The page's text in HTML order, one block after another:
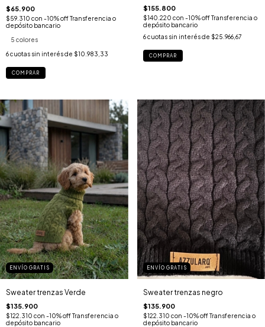
$65.900
$59.310 con -10% off Transferencia o
depósito bancario
5 colores
6cuotas sin interés de $10.983,33
COMPRAR
$155.800
$140.220 con -10% off Transferencia o
depósito bancario
6 cuotas sin interés de $25.966,67
COMPRAR
ENVÍO GRATIS
Sweater trenzas Verde
$135.900
$122.310 con -10% off Transferencia o
depósito bancario
ENVÍO GRATIS
Sweater trenzas negro
$135.900
$122.310 con -10% off Transferencia o
depósito bancario